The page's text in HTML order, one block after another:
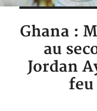
Ghana :
au
Jordan
feu